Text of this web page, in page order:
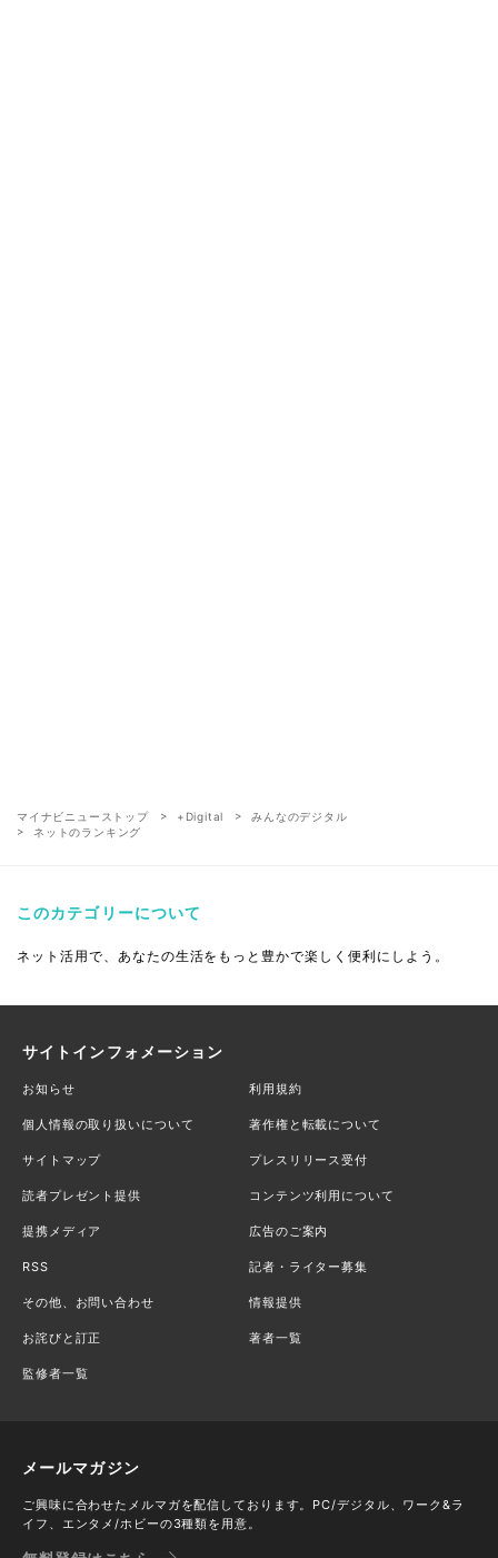
マイナビニューストップ +Digital
みんなのデジタル
ネットのランキング
このカテゴリーについて
ネット活用で、あなたの生活をもっと豊かで楽しく便利にしよう。
サイトインフォメーション
お知らせ 利用規約
個人情報の取り扱いについて 著作権と転載について
サイトマップ プレスリリース受付
読者プレゼント提供 コンテンツ利用について
提携メディア 広告のご案内
RSS 記者・ライター募集
その他、お問い合わせ 情報提供
お詫びと訂正 著者一覧
監修者一覧
メールマガジン
ご興味に合わせたメルマガを配信しております。PC/デジタル、ワーク&ラ
イフ、エンタメ/ホビーの3種類を用意。